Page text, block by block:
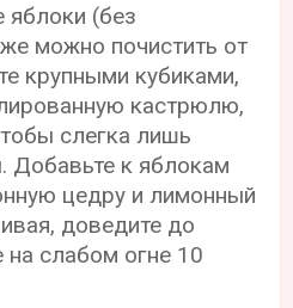
яблоки (без
можно почистить от
крупными кубиками,
кастрюлю,
слегка лишь
Добавьте к яблокам
цедру и лимонный
доведите до
на слабом огне 10